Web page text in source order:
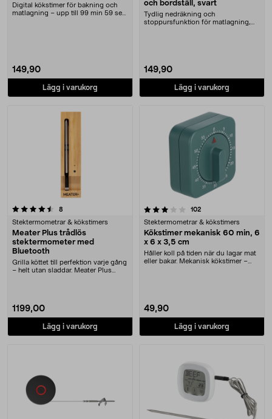
Digital kökstimer för bakning och
matlagning – upp till 99 min 59 sek.
149,90
Lägg i varukorg
och bordställ, svart
Tydlig nedräkning och
stoppursfunktion för matlagning,
149,90
Lägg i varukorg
8
Stektermometrar & kökstimers
Meater Plus trådlös
stektermometer med
Bluetooth
Grilla köttet till perfektion varje gång
– helt utan sladdar. Meater Plus
1199,00
Lägg i varukorg
3.5 av 5 stjärnor 102recensioner
Stektermometrar & kökstimers
Kökstimer mekanisk 60 min, 6
x 6 x 3,5 cm
Håller koll på tiden när du lagar mat
eller bakar. Mekanisk kökstimer –
49,90
Lägg i varukorg